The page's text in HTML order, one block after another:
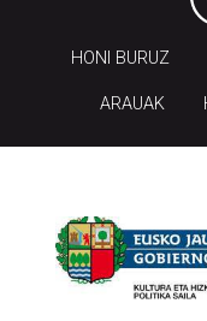
HONI BURUZ
ARAUAK